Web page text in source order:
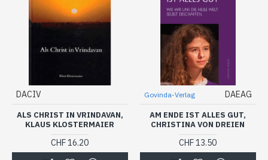
DACIV
ALS CHRIST IN VRINDAVAN,
KLAUS KLOSTERMAIER
CHF 16.20
Govinda-Verlag DAEAG
AM ENDE IST ALLES GUT,
CHRISTINA VON DREIEN
CHF 13.50